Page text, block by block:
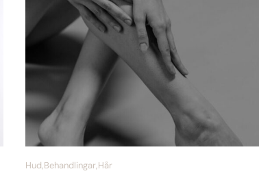
Hud, Behandlingar, Hår